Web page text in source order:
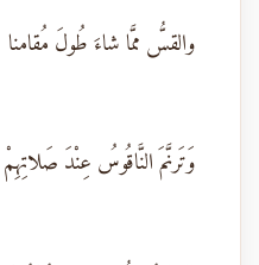
والقسُّ ممَّا شاءَ طُولَ مُقامنا
وَتَرنَّمَ النَّاقُوسُ عِنْدَ صَلاتِهِمْ